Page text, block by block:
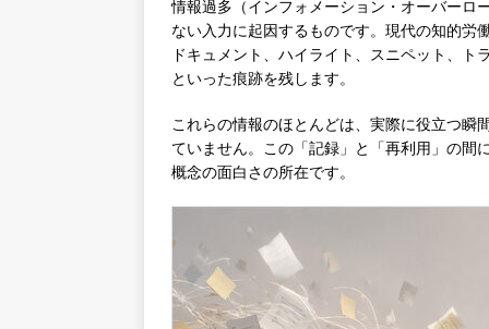
情報過多（インフォメーション・オーバーロ
ない入力に起因するものです。現代の知的労
ドキュメント、ハイライト、スニペット、
といった痕跡を残します。
これらの情報のほとんどは、実際に役立つ瞬
ていません。この「記録」と「再利用」の間
概念の面白さの所在です。